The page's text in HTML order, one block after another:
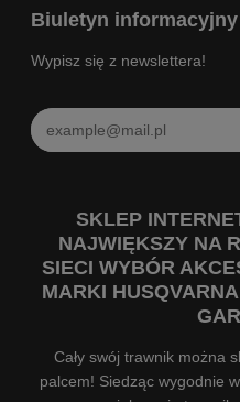
Biuletyn informacyjny
Wypisz się z newslettera!
SKLEP
NAJWIĘKSZY NA
SIECI WYBÓR
MARKI
Cały swój trawnik można
palcem! Siedząc wygodnie